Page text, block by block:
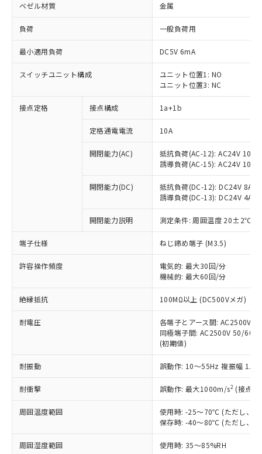
ベゼル材質 金属
負荷 一般負荷用
最小適用負荷 DC5V 6mA
スイッチユニット構成
ユニット位置1: NO
ユニット位置3: NC
接点定格 接点構成 1a+1b
定格通電電流 10A
開閉能力(AC)
抵抗負荷(AC-12): AC24V 10A/
誘導負荷(AC-15): AC24V
開閉能力(DC)
抵抗負荷(DC-12): DC24V 8A/
誘導負荷(DC-13): DC24V 4A/
開閉能力説明 測定条件: 周囲温度 20±2℃、
端子仕様 ねじ締め端子 (M3.5)
許容操作頻度
電気的: 最大30回/分
機械的: 最大60回/分
絶縁抵抗 100MΩ以上 (DC500Vメガ)
耐電圧
各端子とアース間: AC2500V
同極端子間: AC2500V 50/
(初期値)
耐振動 誤動作: 10～55Hz 複振幅
耐衝撃 誤動作: 最大1000m/s2 (接点
周囲温度範囲
使用時: -25～70℃ (ただし、氷
保存時: -40～80℃ (ただし、氷
周囲湿度範囲 使用時: 35～85%RH
ご利用条件
以下の条件をお読みいただき、同意のうえ
本サービスは、当社制御機器事業取扱
商品の当社在庫状況および標準価格
(税抜)を提供させていただくもので
当社制御機器事業取扱商品の中には、
ことをご了承ください。
在庫状況および標準価格照会結果は、
記載している更新日時点での社内デー
タに基づき作成されるものであり、閲
覧された時点での実際の在庫および標
準価格とは異なる場合があることをご
対応済み：EU RoHS指令（10物質）の
非含有に対応した製品が提供可能な商品で
対応予定：EU RoHS指令（10物質）の非含
有に対応した製品に切り替える予定のある
対応予定なし：EU RoHS指令（10物質）の
非含有に非対応の商品で、対応品を出す予
定はありません。
調査・確認中：EU RoHS指令（10物質）の
非含有の対応状況を調査中または確認中の
非該当品：ライセンス料など無形物で、有
害物質有無と関係のない商品です。
仕入先様の事情により、非含有部品として
いたものが、含有品と判明した場合などや
むを得ず変更することがあります。
*EU RoHS指令（10物質）：
鉛(Pb) 1000ppm以下、 水銀(Hg) 1000ppm以下、 カド
六価クロム(Cr(Ⅵ)) 1000ppm以下、ポリ臭化ビフェニル
「○」：最大均質材料含有率が中国RoHSの
基準値以下であることを示します。
「×」：最大均質材料含有率が中国RoHSの
基準値を超えていることを示します。
「－」：未確認です。当社販売部門へお問
*中国RoHS10物質の基準値 (GB/T26572)：
Pb(鉛) :1000ppm、 Hg(水銀) : 1000ppm、 Cd(カドミウ
ム) : 100ppm、
当社は、これら貴社製品のうち、外国
為替および外国貿易法に定める商品
（以下｢規制貨物等」という）を輸出
または国外への提供する場合は、日本
国政府の輸出許可(または役務取引許
可)を取得するなどの必要な手続きを